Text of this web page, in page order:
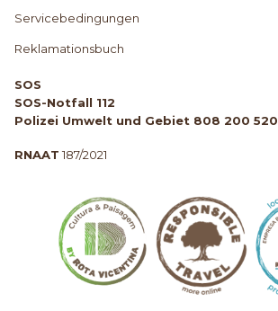
Servicebedingungen
Reklamationsbuch
SOS
SOS-Notfall 112
Polizei Umwelt und Gebiet 808 200 520
RNAAT 187/2021